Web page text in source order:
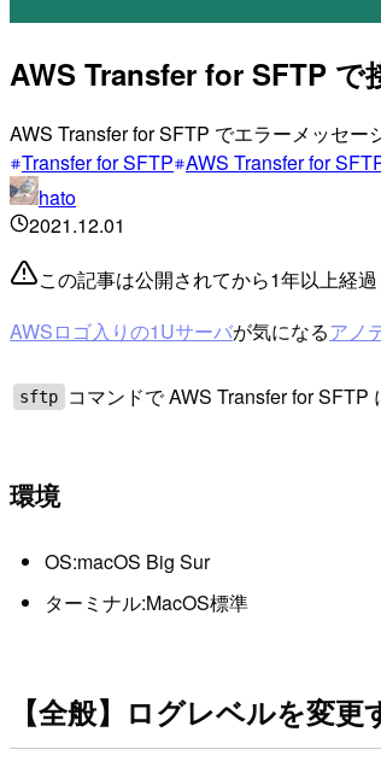
AWS Transfer for SFTP で
AWS Transfer for SFTP でエラーメッセ
Transfer for SFTP AWS Transfer for
hato
2021.12.01
この記事は公開されてから1年以上経
AWSロゴ入りの1Uサーバが気になるアノ
sftp コマンドで AWS Transfer for SFTP
環境
OS:macOS Big Sur
ターミナル:MacOS標準
【全般】ログレベルを変更